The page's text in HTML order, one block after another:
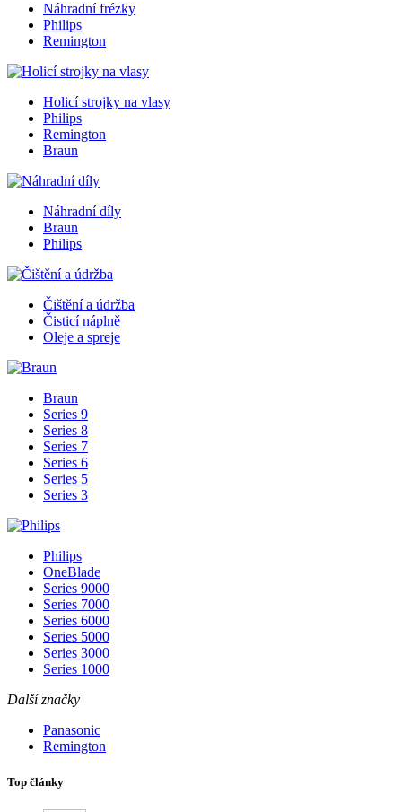
Náhradní frézky
Philips
Remington
Holicí strojky na vlasy
Philips
Remington
Braun
Náhradní díly
Braun
Philips
Čištění a údržba
Čisticí náplně
Oleje a spreje
Braun
Series 9
Series 8
Series 7
Series 6
Series 5
Series 3
Philips
OneBlade
Series 9000
Series 7000
Series 6000
Series 5000
Series 3000
Series 1000
Další značky
Panasonic
Remington
Top články